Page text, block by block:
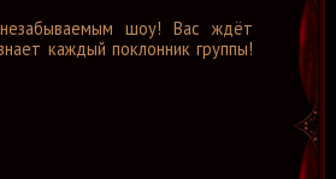
шоу! Вас ждёт
каждый поклонник группы!